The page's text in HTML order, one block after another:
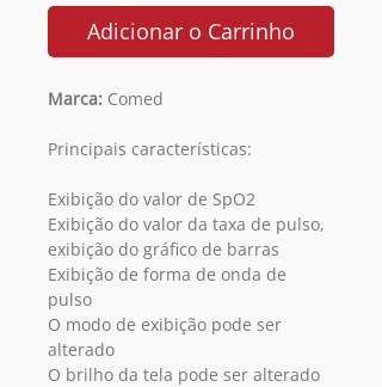
Adicionar o Carrinho
Marca: Comed
Principais características:
Exibição do valor de SpO2
Exibição do valor da taxa de pulso,
exibição do gráfico de barras
Exibição de forma de onda de
pulso
O modo de exibição pode ser
alterado
O brilho da tela pode ser alterado